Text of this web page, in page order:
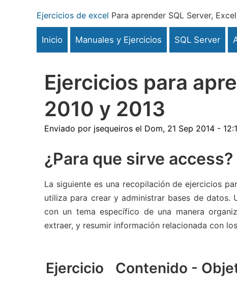
contenido
Ejercicios de excel Para aprender SQL Server,
Inicio Manuales y Ejercicios SQL Server
Ejercicios para
2010 y 2013
Enviado por jsequeiros el Dom, 21 Sep 2014 -
¿Para que sirve access?
La siguiente es una recopilación de ejercicios
utiliza para crear y administrar bases de datos.
con un tema específico de una manera
extraer, y resumir información relacionada con
Ejercicio Contenido -